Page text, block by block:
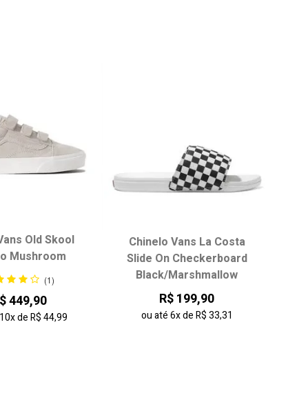
seu tamanho:
35
38
Escolha seu tamanho:
34
35 36
37
38
39
Old Skool
Mushroom
(1)
449,90
10xdeR$ 44,99
Chinelo Vans La Costa
Slide On Checkerboard
Black/Marshmallow
R$ 199,90
ou até6xdeR$ 33,31